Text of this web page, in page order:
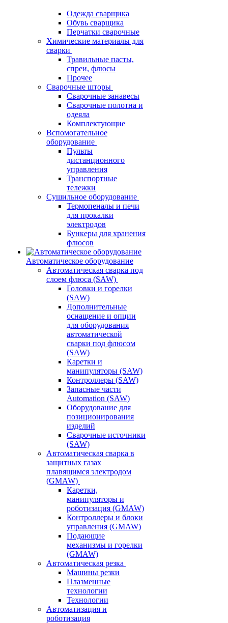
Одежда сварщика
Обувь сварщика
Перчатки сварочные
Химические материалы для
сварки
Травильные пасты,
спреи, флюсы
Прочее
Сварочные шторы
Сварочные занавесы
Сварочные полотна и
одеяла
Комплектующие
Вспомогательное
оборудование
Пульты
дистанционного
управления
Транспортные
тележки
Сушильное оборудование
Термопеналы и печи
для прокалки
электродов
Бункеры для хранения
флюсов
Автоматическое оборудование
Автоматическая сварка под
слоем флюса (SAW)
Головки и горелки
(SAW)
Дополнительные
оснащение и опции
для оборудования
автоматической
сварки под флюсом
(SAW)
Каретки и
манипуляторы (SAW)
Контроллеры (SAW)
Запасные части
Automation (SAW)
Оборудование для
позиционирования
изделий
Сварочные источники
(SAW)
Автоматическая сварка в
защитных газах
плавящимся электродом
(GMAW)
Каретки,
манипуляторы и
роботизация (GMAW)
Контроллеры и блоки
управления (GMAW)
Подающие
механизмы и горелки
(GMAW)
Автоматическая резка
Машины резки
Плазменные
технологии
Технологии
Автоматизация и
роботизация